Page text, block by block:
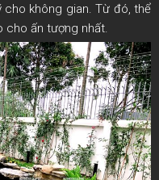
cho không gian. Từ đó, thể
ấn tượng nhất.